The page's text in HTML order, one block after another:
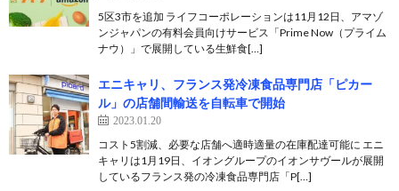
5区3市を追加 ライフコーポレーションは11月12日、アマゾ
ンジャパンの有料会員向けサービス「Prime Now（プライム
ナウ）」で展開している生鮮食[…]
エニキャリ、フランス発冷凍食品専門店「ピカー
ル」の店舗間輸送を自転車で開始
2023.01.20
コスト5割減、必要な店舗へ適時適量の在庫配達可能に エニ
キャリは1月19日、イオングループのイオンサヴールが展開
しているフランス発の冷凍食品専門店「P[…]